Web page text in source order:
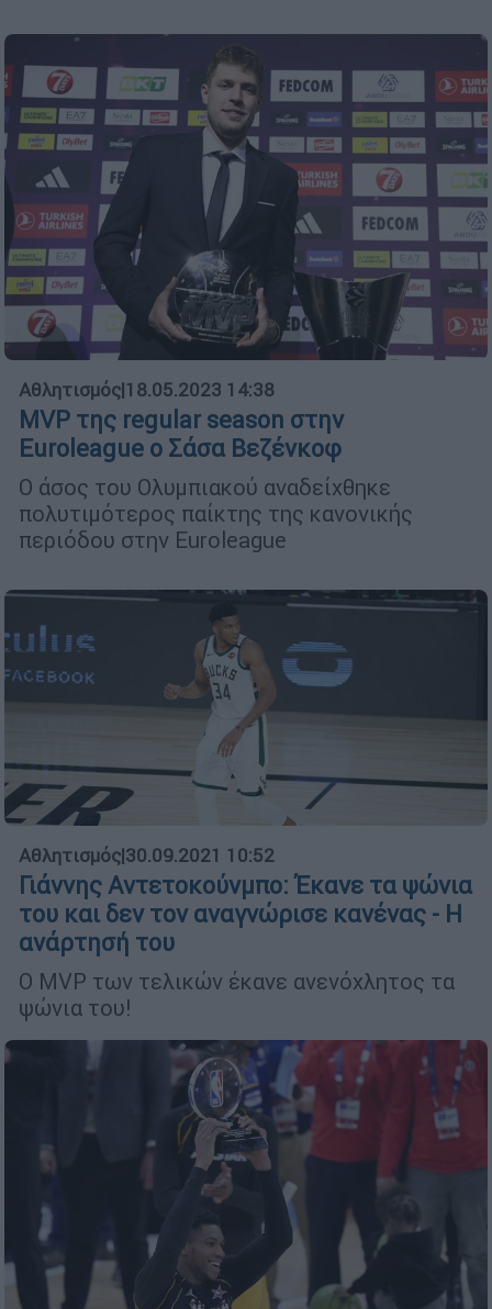
Αθλητισμός|18.05.2023 14:38
MVP της regular season στην
Euroleague ο Σάσα Βεζένκοφ
O άσος του Ολυμπιακού αναδείχθηκε
πολυτιμότερος παίκτης της κανονικής
περιόδου στην Euroleague
Αθλητισμός|30.09.2021 10:52
Γιάννης Αντετοκούνμπο: Έκανε τα ψώνια
του και δεν τον αναγνώρισε κανένας - Η
ανάρτησή του
Ο MVP των τελικών έκανε ανενόχλητος τα
ψώνια του!